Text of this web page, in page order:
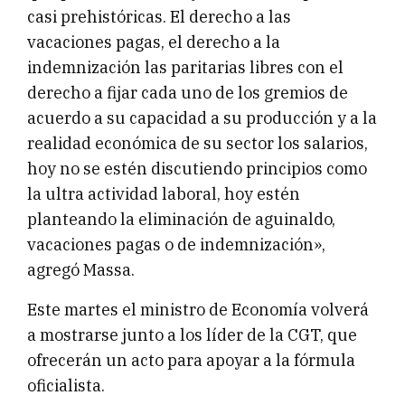
casi prehistóricas. El derecho a las
vacaciones pagas, el derecho a la
indemnización las paritarias libres con el
derecho a fijar cada uno de los gremios de
acuerdo a su capacidad a su producción y a la
realidad económica de su sector los salarios,
hoy no se estén discutiendo principios como
la ultra actividad laboral, hoy estén
planteando la eliminación de aguinaldo,
vacaciones pagas o de indemnización»,
agregó Massa.
Este martes el ministro de Economía volverá
a mostrarse junto a los líder de la CGT, que
ofrecerán un acto para apoyar a la fórmula
oficialista.